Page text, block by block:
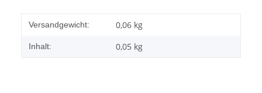
Versandgewicht: 0,06 kg
Inhalt: 0,05 kg